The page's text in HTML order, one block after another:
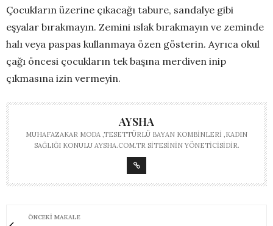
Çocukların üzerine çıkacağı tabure, sandalye gibi
eşyalar bırakmayın. Zemini ıslak bırakmayın ve zeminde
halı veya paspas kullanmaya özen gösterin. Ayrıca okul
çağı öncesi çocukların tek başına merdiven inip
çıkmasına izin vermeyin.
AYSHA
MUHAFAZAKAR MODA ,TESETTÜRLÜ BAYAN KOMBINLERI ,KADIN
SAĞLIĞI KONULU AYSHA.COM.TR SITESININ YÖNETICISIDIR.
ÖNCEKI MAKALE